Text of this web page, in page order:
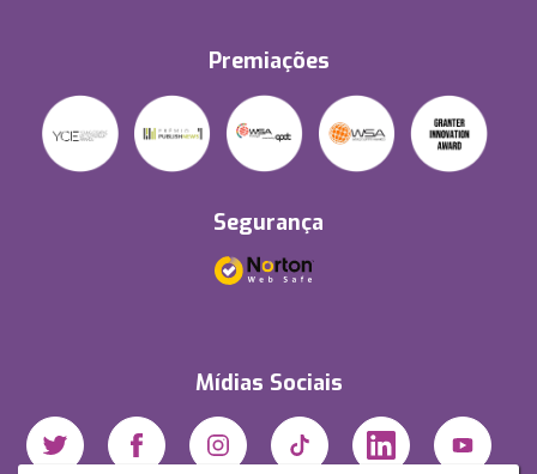
Premiações
Segurança
Mídias Sociais